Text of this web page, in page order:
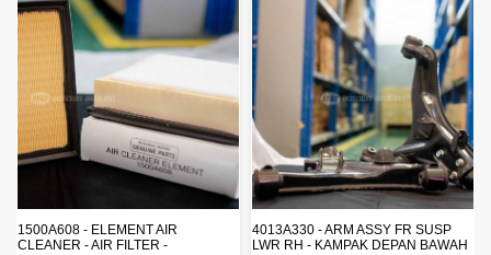
4013A330 - ARM ASSY FR SUSP
LWR RH - KAMPAK DEPAN BAWAH
4162A413 - SHOCK ABSORBER RR
SUSP - SUSPENSI BELAKANG -